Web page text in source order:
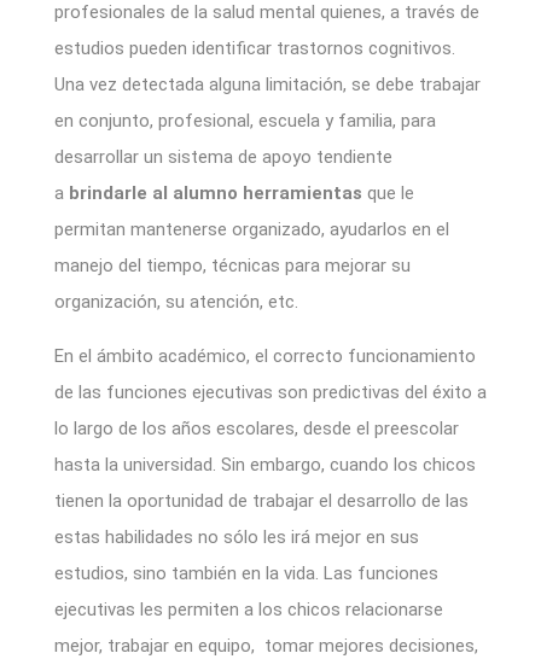
profesionales de la salud mental quienes, a través de
estudios pueden identificar trastornos cognitivos.
Una vez detectada alguna limitación, se debe trabajar
en conjunto, profesional, escuela y familia, para
desarrollar un sistema de apoyo tendiente
a brindarle al alumno herramientas que le
permitan mantenerse organizado, ayudarlos en el
manejo del tiempo, técnicas para mejorar su
organización, su atención, etc.
En el ámbito académico, el correcto funcionamiento
de las funciones ejecutivas son predictivas del éxito a
lo largo de los años escolares, desde el preescolar
hasta la universidad. Sin embargo, cuando los chicos
tienen la oportunidad de trabajar el desarrollo de las
estas habilidades no sólo les irá mejor en sus
estudios, sino también en la vida. Las funciones
ejecutivas les permiten a los chicos relacionarse
mejor, trabajar en equipo, tomar mejores decisiones,